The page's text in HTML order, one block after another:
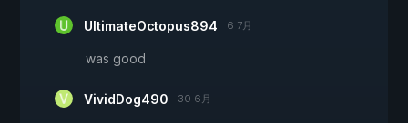
UltimateOctopus894 6 7月
was good
VividDog490 30 6月